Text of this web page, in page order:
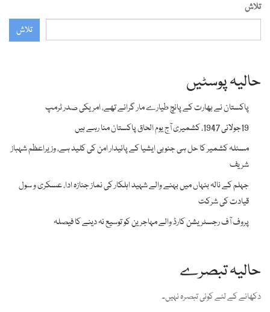
تلاش
تلاش
حالیہ پوسٹیں
پاکستان نے بھارت کے پانچ طیارے مار گرائے تھے، امریکی صدر ٹرمپ
19جولائی 1947، کشمیری آج یوم الحاق پاکستان منا رہے ہیں
مسئلہ کشمیر کا حل ہی جنوبی ایشیا کے پائیدار امن کی کلید ہے، وزیراعظم شہباز
شریف
جہلم کے نالہ بنہاں میں بہنے والے شہید اہلکار کی نماز جنازہ ادا، عسکری و سول
قیادت کی شرکت
پروف آف رجسٹریشن کارڈ والے مہاجرین کو توسیع نہ دینے کا فیصلہ
حالیہ تبصرے
دکھانے کے لئے کوئی تبصرہ نہیں۔